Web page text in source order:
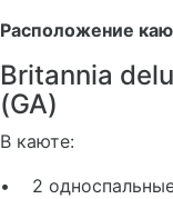
Расположение
Britannia
(GA)
В каюте:
• 2